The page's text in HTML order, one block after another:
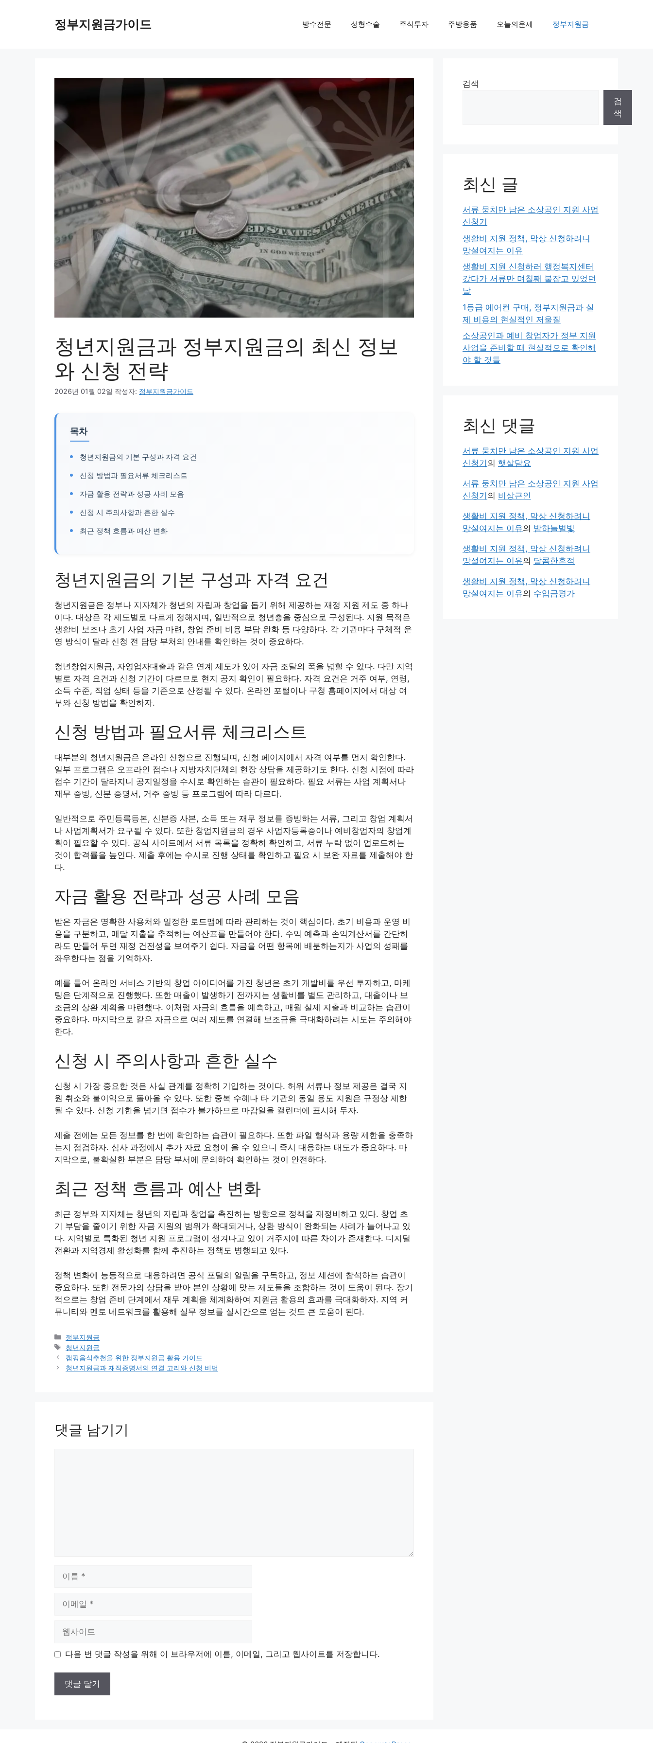
정부지원금가이드 방수전문 성형수술 주식투자 주방용품 오늘의운세 정부지원금
청년지원금과 정부지원금의 최신 정보
와 신청 전략
2026년 01월 02일 작성자: 정부지원금가이드
목차
청년지원금의 기본 구성과 자격 요건
신청 방법과 필요서류 체크리스트
자금 활용 전략과 성공 사례 모음
신청 시 주의사항과 흔한 실수
최근 정책 흐름과 예산 변화
청년지원금의 기본 구성과 자격 요건
청년지원금은 정부나 지자체가 청년의 자립과 창업을 돕기 위해 제공하는 재정 지원 제도 중 하나
이다. 대상은 각 제도별로 다르게 정해지며, 일반적으로 청년층을 중심으로 구성된다. 지원 목적은
생활비 보조나 초기 사업 자금 마련, 창업 준비 비용 부담 완화 등 다양하다. 각 기관마다 구체적 운
영 방식이 달라 신청 전 담당 부처의 안내를 확인하는 것이 중요하다.
청년창업지원금, 자영업자대출과 같은 연계 제도가 있어 자금 조달의 폭을 넓힐 수 있다. 다만 지역
별로 자격 요건과 신청 기간이 다르므로 현지 공지 확인이 필요하다. 자격 요건은 거주 여부, 연령,
소득 수준, 직업 상태 등을 기준으로 산정될 수 있다. 온라인 포털이나 구청 홈페이지에서 대상 여
부와 신청 방법을 확인하자.
신청 방법과 필요서류 체크리스트
대부분의 청년지원금은 온라인 신청으로 진행되며, 신청 페이지에서 자격 여부를 먼저 확인한다.
일부 프로그램은 오프라인 접수나 지방자치단체의 현장 상담을 제공하기도 한다. 신청 시점에 따라
접수 기간이 달라지니 공지일정을 수시로 확인하는 습관이 필요하다. 필요 서류는 사업 계획서나
재무 증빙, 신분 증명서, 거주 증빙 등 프로그램에 따라 다르다.
일반적으로 주민등록등본, 신분증 사본, 소득 또는 재무 정보를 증빙하는 서류, 그리고 창업 계획서
나 사업계획서가 요구될 수 있다. 또한 창업지원금의 경우 사업자등록증이나 예비창업자의 창업계
획이 필요할 수 있다. 공식 사이트에서 서류 목록을 정확히 확인하고, 서류 누락 없이 업로드하는
것이 합격률을 높인다. 제출 후에는 수시로 진행 상태를 확인하고 필요 시 보완 자료를 제출해야 한
다.
자금 활용 전략과 성공 사례 모음
받은 자금은 명확한 사용처와 일정한 로드맵에 따라 관리하는 것이 핵심이다. 초기 비용과 운영 비
용을 구분하고, 매달 지출을 추적하는 예산표를 만들어야 한다. 수익 예측과 손익계산서를 간단히
라도 만들어 두면 재정 건전성을 보여주기 쉽다. 자금을 어떤 항목에 배분하는지가 사업의 성패를
좌우한다는 점을 기억하자.
예를 들어 온라인 서비스 기반의 창업 아이디어를 가진 청년은 초기 개발비를 우선 투자하고, 마케
팅은 단계적으로 진행했다. 또한 매출이 발생하기 전까지는 생활비를 별도 관리하고, 대출이나 보
조금의 상환 계획을 마련했다. 이처럼 자금의 흐름을 예측하고, 매월 실제 지출과 비교하는 습관이
중요하다. 마지막으로 같은 자금으로 여러 제도를 연결해 보조금을 극대화하려는 시도는 주의해야
한다.
신청 시 주의사항과 흔한 실수
신청 시 가장 중요한 것은 사실 관계를 정확히 기입하는 것이다. 허위 서류나 정보 제공은 결국 지
원 취소와 불이익으로 돌아올 수 있다. 또한 중복 수혜나 타 기관의 동일 용도 지원은 규정상 제한
될 수 있다. 신청 기한을 넘기면 접수가 불가하므로 마감일을 캘린더에 표시해 두자.
제출 전에는 모든 정보를 한 번에 확인하는 습관이 필요하다. 또한 파일 형식과 용량 제한을 충족하
는지 점검하자. 심사 과정에서 추가 자료 요청이 올 수 있으니 즉시 대응하는 태도가 중요하다. 마
지막으로, 불확실한 부분은 담당 부서에 문의하여 확인하는 것이 안전하다.
최근 정책 흐름과 예산 변화
최근 정부와 지자체는 청년의 자립과 창업을 촉진하는 방향으로 정책을 재정비하고 있다. 창업 초
기 부담을 줄이기 위한 자금 지원의 범위가 확대되거나, 상환 방식이 완화되는 사례가 늘어나고 있
다. 지역별로 특화된 청년 지원 프로그램이 생겨나고 있어 거주지에 따른 차이가 존재한다. 디지털
전환과 지역경제 활성화를 함께 추진하는 정책도 병행되고 있다.
정책 변화에 능동적으로 대응하려면 공식 포털의 알림을 구독하고, 정보 세션에 참석하는 습관이
중요하다. 또한 전문가의 상담을 받아 본인 상황에 맞는 제도들을 조합하는 것이 도움이 된다. 장기
적으로는 창업 준비 단계에서 재무 계획을 체계화하여 지원금 활용의 효과를 극대화하자. 지역 커
뮤니티와 멘토 네트워크를 활용해 실무 정보를 실시간으로 얻는 것도 큰 도움이 된다.
카
테
고
리
정부지원금
태
그
청년지원금
캠핑음식추천을 위한 정부지원금 활용 가이드
청년지원금과 재직증명서의 연결 고리와 신청 비법
댓글 남기기
이 다음 번 댓글 작성을 위해 이 브라우저에 이름, 이메일, 그리고 웹사이트를 저장합니다.
검색
검
색
최신 글
서류 뭉치만 남은 소상공인 지원 사업
신청기
생활비 지원 정책, 막상 신청하려니
망설여지는 이유
생활비 지원 신청하러 행정복지센터
갔다가 서류만 며칠째 붙잡고 있었던
날
1등급 에어컨 구매, 정부지원금과 실
제 비용의 현실적인 저울질
소상공인과 예비 창업자가 정부 지원
사업을 준비할 때 현실적으로 확인해
야 할 것들
최신 댓글
서류 뭉치만 남은 소상공인 지원 사업
신청기 의 햇살담요
서류 뭉치만 남은 소상공인 지원 사업
신청기 의 비상근인
생활비 지원 정책, 막상 신청하려니
망설여지는 이유의 밤하늘별빛
생활비 지원 정책, 막상 신청하려니
망설여지는 이유의 달콤한흔적
생활비 지원 정책, 막상 신청하려니
망설여지는 이유의 수입금평가